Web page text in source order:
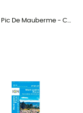
Aspet - Pic De Mauberme - Carte topographique